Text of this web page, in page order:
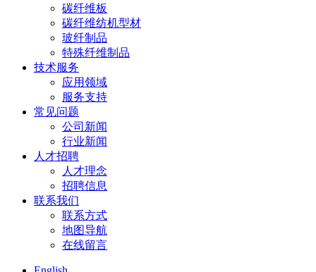
碳纤维板
碳纤维纺机型材
玻纤制品
特殊纤维制品
技术服务
应用领域
服务支持
常见问题
公司新闻
行业新闻
人才招聘
人才理念
招聘信息
联系我们
联系方式
地图导航
在线留言